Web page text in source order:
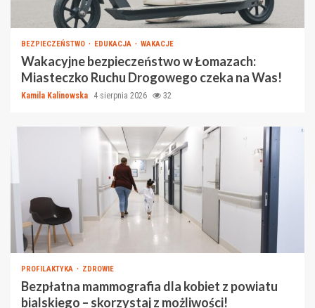
BEZPIECZEŃSTWO EDUKACJA WAKACJE
Wakacyjne bezpieczeństwo w Łomazach:
Miasteczko Ruchu Drogowego czeka na Was!
Kamila Kalinowska 4 sierpnia 2026 32
PROFILAKTYKA ZDROWIE
Bezpłatna mammografia dla kobiet z powiatu
bialskiego – skorzystaj z możliwości!